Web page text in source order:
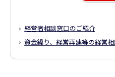
経営者相談窓口のご紹介
資金繰り、経営再建等の経営